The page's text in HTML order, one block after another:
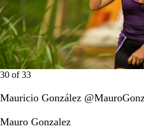
30 of33
Mauricio González
Mauro Gonzalez